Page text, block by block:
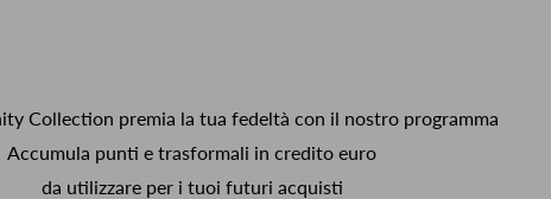
Collection premia la tua fedeltà con il nostro programma
Accumula punti e trasformali in credito euro
da utilizzare per i tuoi futuri acquisti